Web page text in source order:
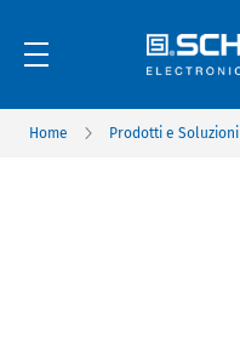
Home Prodotti e Soluzioni